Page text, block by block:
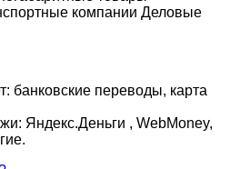
компании Деловые
банковские переводы, карта
Яндекс.Деньги , WebMoney,